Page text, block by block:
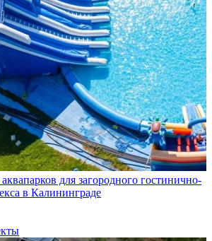
для загородного гостинично-
в Калининграде